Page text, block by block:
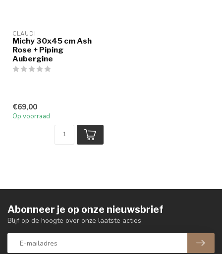
CLAUDI
Michy 30x45 cm Ash
Rose + Piping
Aubergine
€69,00
Op voorraad
Abonneer je op onze nieuwsbrief
Blijf op de hoogte over onze laatste acties